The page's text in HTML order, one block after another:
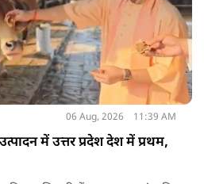
06 Aug, 2026 11:39 AM
में उत्तर प्रदेश देश में प्रथम,